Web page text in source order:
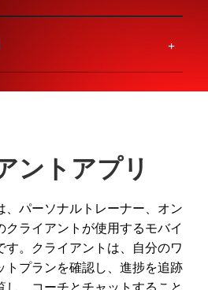
ントアプリ
、パーソナルトレーナー、オン
クライアントが使用するモバイ
す。クライアントは、自分のワ
トプランを確認し、進捗を追跡